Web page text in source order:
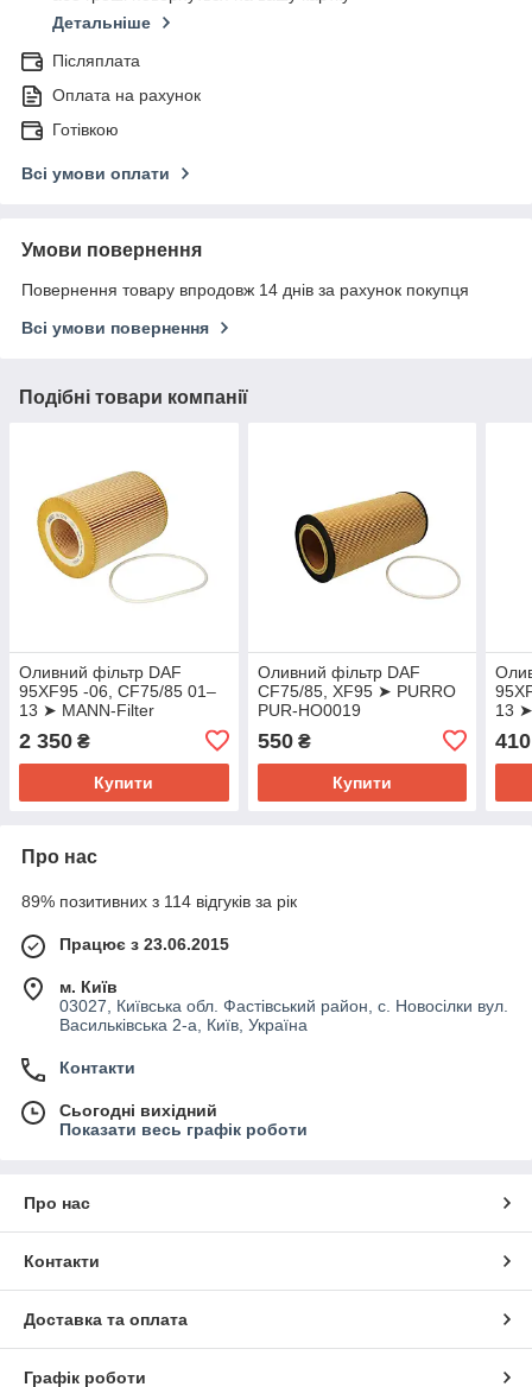
Детальніше
Післяплата
Оплата на рахунок
Готівкою
Всі умови оплати
Умови повернення
Повернення товару впродовж 14 днів за рахунок покупця
Всі умови повернення
Подібні товари компанії
Оливний фільтр DAF
95XF95 -06, CF75/85 01–
13 ➤ MANN-Filter
2 350 ₴
Купити
Оливний фільтр DAF
CF75/85, XF95 ➤ PURRO
PUR-HO0019
550₴
Купити
13
410
Про нас
89% позитивних з 114 відгуків за рік
Працює з 23.06.2015
м. Київ
03027, Київська обл. Фастівський район, с. Новосілки вул.
Васильківська 2-а, Київ, Україна
Контакти
Сьогодні вихідний
Показати весь графік роботи
Про нас
Контакти
Доставка та оплата
Графік роботи